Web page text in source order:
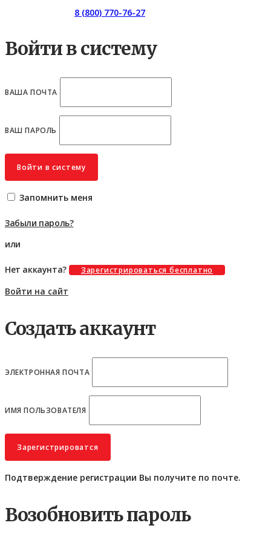
8 (800) 770-76-27
Войти в систему
ВАША ПОЧТА
ВАШ ПАРОЛЬ
Войти в систему
Запомнить меня
Забыли пароль?
или
Нет аккаунта? Зарегистрироваться бесплатно
Войти на сайт
Создать аккаунт
ЭЛЕКТРОННАЯ ПОЧТА
ИМЯ ПОЛЬЗОВАТЕЛЯ
Подтверждение регистрации Вы получите по почте.
Возобновить пароль